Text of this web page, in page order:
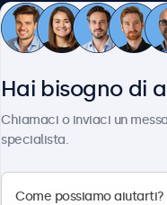
Hai bisogno di
Chiamaci o inviaci un
specialista.